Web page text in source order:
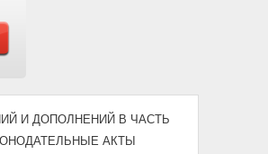
И ДОПОЛНЕНИЙ В ЧАСТЬ
АКТЫ